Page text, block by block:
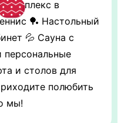
комплекс в
🏓 Настольный
💦 Сауна с
и столов для
полюбить
мы!